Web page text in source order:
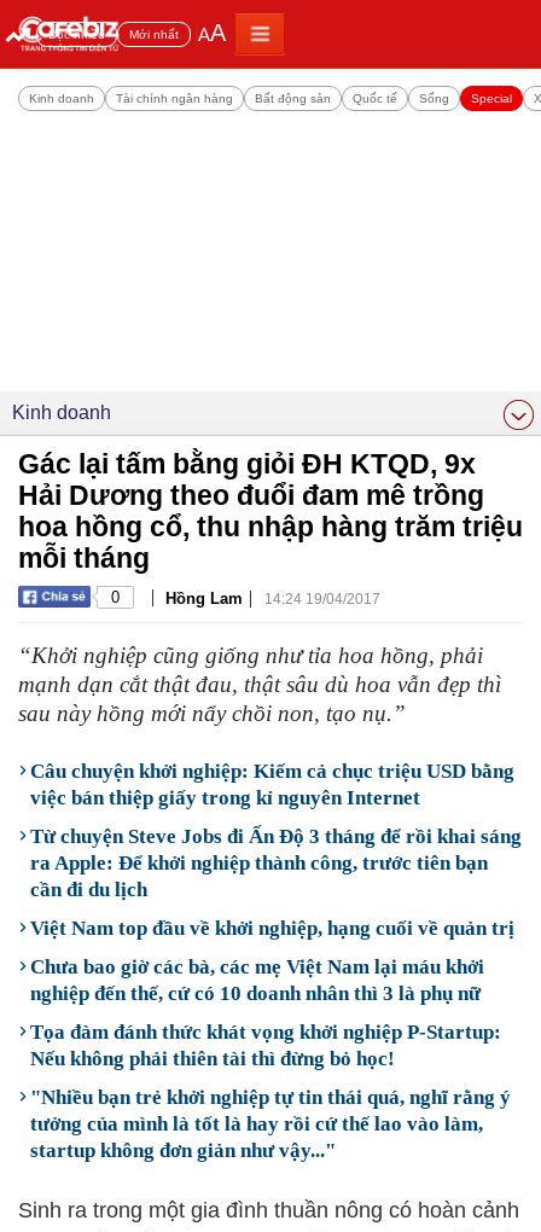
Đọc nhiều Mới nhất AA
Kinh doanh Tài chính ngân hàng Bất động sản Quốc tế Sống Special
Kinh doanh
Gác lại tấm bằng giỏi ĐH KTQD, 9x
Hải Dương theo đuổi đam mê trồng
hoa hồng cổ, thu nhập hàng trăm triệu
mỗi tháng
0 | Hồng Lam | 14:24 19/04/2017
“Khởi nghiệp cũng giống như tỉa hoa hồng, phải
mạnh dạn cắt thật đau, thật sâu dù hoa vẫn đẹp thì
sau này hồng mới nẩy chồi non, tạo nụ.”
Câu chuyện khởi nghiệp: Kiếm cả chục triệu USD bằng
việc bán thiệp giấy trong kỉ nguyên Internet
Từ chuyện Steve Jobs đi Ấn Độ 3 tháng để rồi khai sáng
ra Apple: Để khởi nghiệp thành công, trước tiên bạn
cần đi du lịch
Việt Nam top đầu về khởi nghiệp, hạng cuối về quản trị
Chưa bao giờ các bà, các mẹ Việt Nam lại máu khởi
nghiệp đến thế, cứ có 10 doanh nhân thì 3 là phụ nữ
Tọa đàm đánh thức khát vọng khởi nghiệp P-Startup:
Nếu không phải thiên tài thì đừng bỏ học!
"Nhiều bạn trẻ khởi nghiệp tự tin thái quá, nghĩ rằng ý
tưởng của mình là tốt là hay rồi cứ thế lao vào làm,
startup không đơn giản như vậy..."
Sinh ra trong một gia đình thuần nông có hoàn cảnh